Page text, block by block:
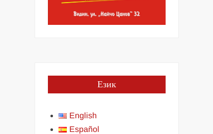
Език
English
Español